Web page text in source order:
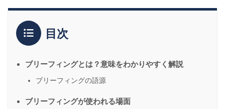
目次
ブリーフィングとは？意味をわかりやすく解説
ブリーフィングの語源
ブリーフィングが使われる場面